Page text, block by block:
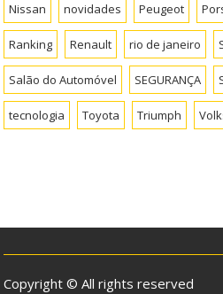
Nissan novidades Peugeot
Ranking Renault rio de janeiro
Salão do Automóvel SEGURANÇA
tecnologia Toyota Triumph
Copyright © All rights reserved